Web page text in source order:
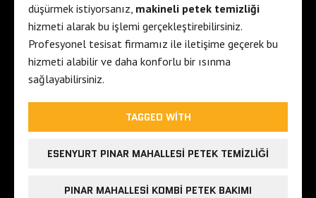
düşürmek istiyorsanız, makineli petek temizliği
hizmeti alarak bu işlemi gerçekleştirebilirsiniz.
Profesyonel tesisat firmamız ile iletişime geçerek bu
hizmeti alabilir ve daha konforlu bir ısınma
sağlayabilirsiniz.
TAGGED WITH
ESENYURT PINAR MAHALLESI PETEK TEMIZLIĞI
PINAR MAHALLESI KOMBI PETEK BAKIMI